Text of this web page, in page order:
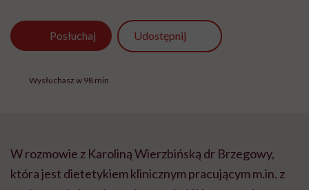
Posłuchaj Udostępnij
Wysłuchasz w 98 min
W rozmowie z Karoliną Wierzbińską dr Brzegowy,
która jest dietetykiem klinicznym pracującym m.in. z